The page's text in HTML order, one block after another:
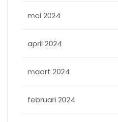
mei 2024
april 2024
maart 2024
februari 2024